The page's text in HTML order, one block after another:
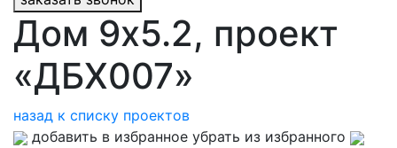
Дом 9x5.2, проект
«ДБХ007»
назад к списку проектов
добавить в избранное убрать из избранного